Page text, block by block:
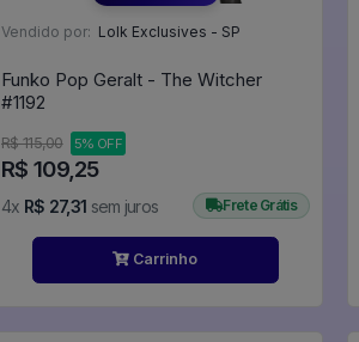
Vendido por: Lolk Exclusives - SP
Funko Pop Geralt - The Witcher
#1192
R$ 115,00 5% OFF
R$ 109,25
4x R$ 27,31 sem juros Frete Grátis
Carrinho